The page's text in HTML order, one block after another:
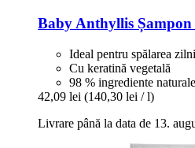
Baby Anthyllis
Ideal pentru spălarea
Cu keratină vegetală
98 % ingrediente naturale
42,09 lei (140,30 lei / l)
Livrare până la data de 13.